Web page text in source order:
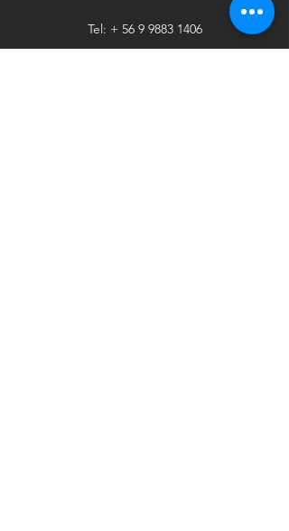
Tel: + 56 9 9883 1406